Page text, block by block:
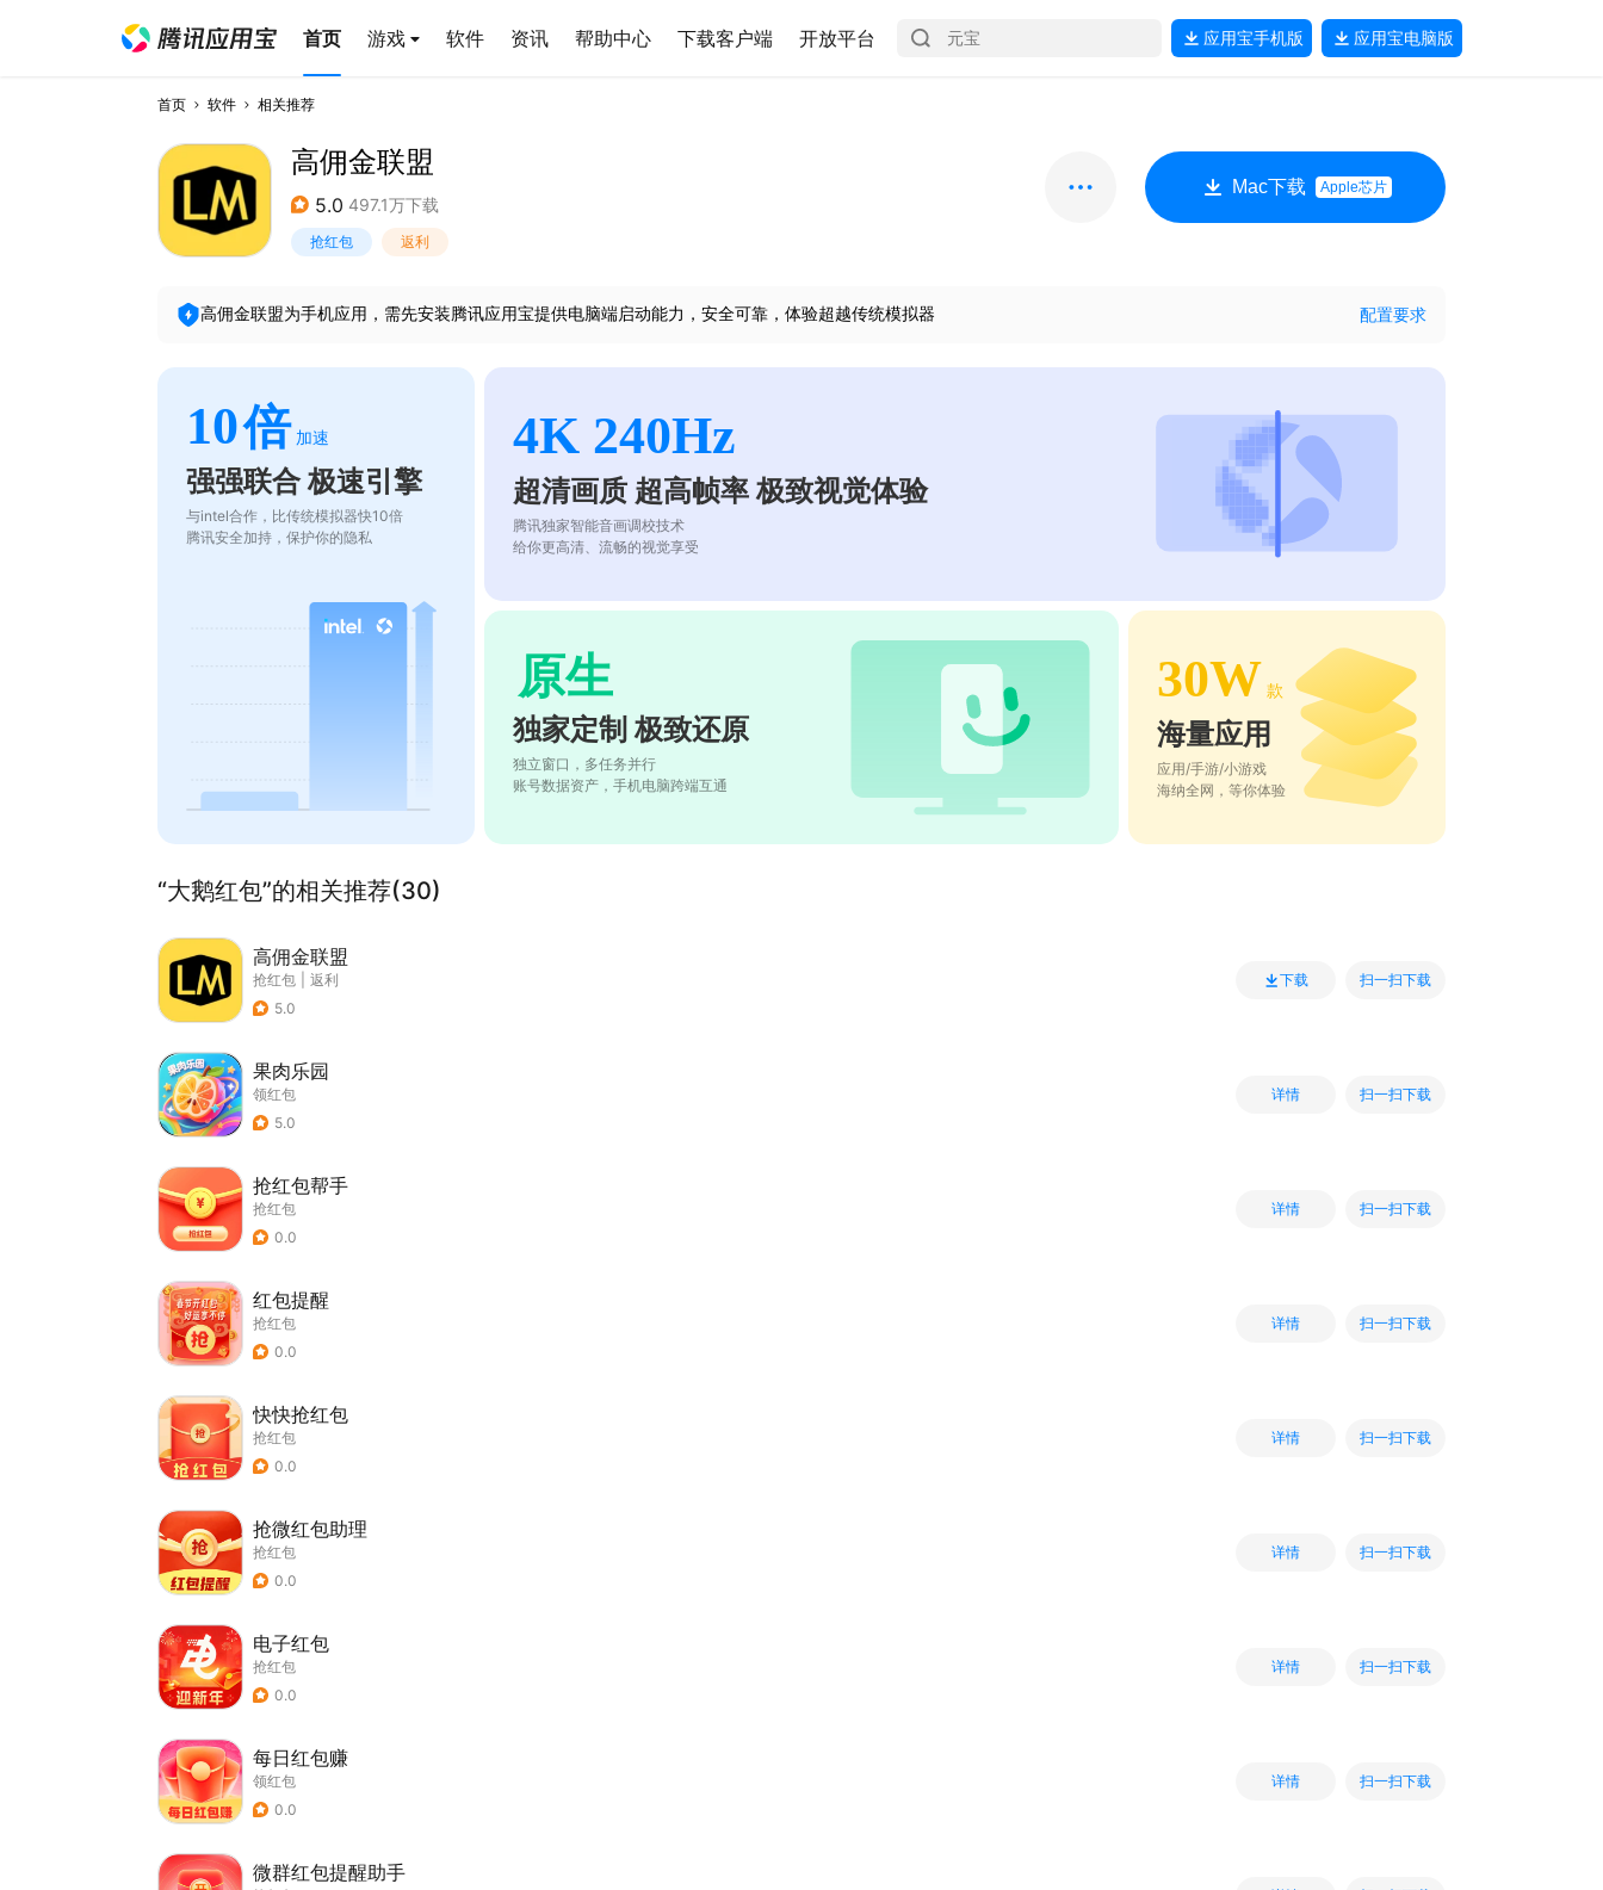
首页 游戏 软件 资讯 帮助中心 下载客户端 开放平台 应用宝手机版 应用宝电脑版
首页 软件 相关推荐
高佣金联盟
5.0 497.1万下载
抢红包 返利
Mac下载 Apple芯片
高佣金联盟为手机应用，需先安装腾讯应用宝提供电脑端启动能力，安全可靠，体验超越传统模拟器 配置要求
10倍 加速
强强联合 极速引擎
与intel合作，比传统模拟器快10倍
腾讯安全加持，保护你的隐私
4K 240Hz
超清画质 超高帧率 极致视觉体验
腾讯独家智能音画调校技术
给你更高清、流畅的视觉享受
原生
独家定制 极致还原
独立窗口，多任务并行
账号数据资产，手机电脑跨端互通
30W 款
海量应用
应用/手游/小游戏
海纳全网，等你体验
“大鹅红包”的相关推荐(30)
高佣金联盟
抢红包
返利
5.0
下载 扫一扫下载
果肉乐园
领红包
5.0
详情 扫一扫下载
抢红包帮手
抢红包
0.0
详情 扫一扫下载
红包提醒
抢红包
0.0
详情 扫一扫下载
快快抢红包
抢红包
0.0
详情 扫一扫下载
抢微红包助理
抢红包
0.0
详情 扫一扫下载
电子红包
抢红包
0.0
详情 扫一扫下载
每日红包赚
领红包
0.0
详情 扫一扫下载
微群红包提醒助手